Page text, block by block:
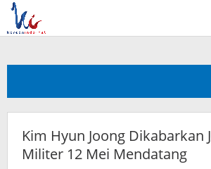
Skip
content
Kim Hyun Joong Dikabarkan
Militer 12 Mei Mendatang